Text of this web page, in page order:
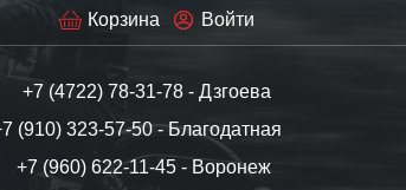
Войти
Корзина
+7 (4722) 78-31-78 - Дзгоева
(910) 323-57-50 - Благодатная
+7 (960) 622-11-45 - Воронеж